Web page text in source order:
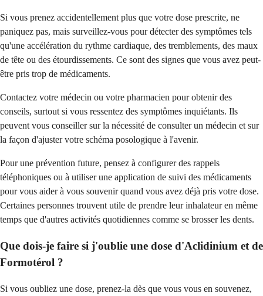
Si vous prenez accidentellement plus que votre dose prescrite, ne
paniquez pas, mais surveillez-vous pour détecter des symptômes tels
qu'une accélération du rythme cardiaque, des tremblements, des maux
de tête ou des étourdissements. Ce sont des signes que vous avez peut-
être pris trop de médicaments.
Contactez votre médecin ou votre pharmacien pour obtenir des
conseils, surtout si vous ressentez des symptômes inquiétants. Ils
peuvent vous conseiller sur la nécessité de consulter un médecin et sur
la façon d'ajuster votre schéma posologique à l'avenir.
Pour une prévention future, pensez à configurer des rappels
téléphoniques ou à utiliser une application de suivi des médicaments
pour vous aider à vous souvenir quand vous avez déjà pris votre dose.
Certaines personnes trouvent utile de prendre leur inhalateur en même
temps que d'autres activités quotidiennes comme se brosser les dents.
Que dois-je faire si j'oublie une dose d'Aclidinium et de
Formotérol ?
Si vous oubliez une dose, prenez-la dès que vous vous en souvenez,